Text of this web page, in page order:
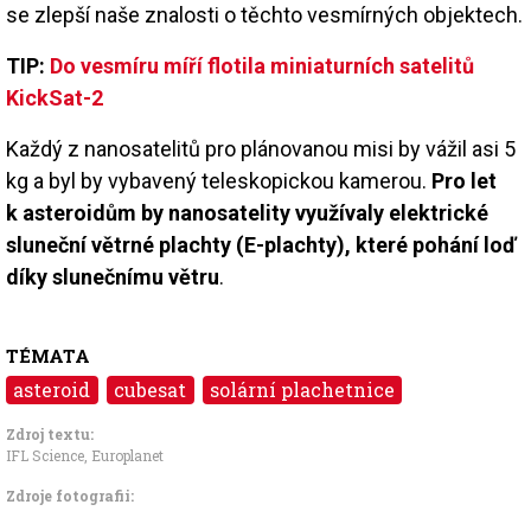
se zlepší naše znalosti o těchto vesmírných objektech.
TIP: Do vesmíru míří flotila miniaturních satelitů
KickSat-2
Každý z nanosatelitů pro plánovanou misi by vážil asi 5
kg a byl by vybavený teleskopickou kamerou. Pro let
k asteroidům by nanosatelity využívaly elektrické
sluneční větrné plachty (E-plachty), které pohání loď
díky slunečnímu větru.
TÉMATA
asteroid cubesat solární plachetnice
Zdroj textu:
IFL Science, Europlanet
Zdroje fotografii: